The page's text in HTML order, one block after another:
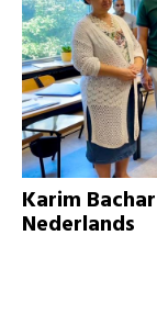
Karim
Nederlands